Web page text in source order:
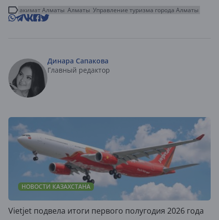
акимат Алматы Алматы Управление туризма города Алматы
Динара Сапакова
Главный редактор
НОВОСТИ КАЗАХСТАНА
Vietjet подвела итоги первого полугодия 2026 года